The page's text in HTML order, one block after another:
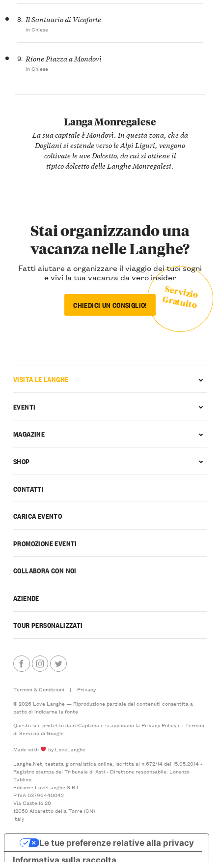
Langa Monregalese
La sua capitale è Mondovì. In questa zona, che da
Dogliani si estende verso le Alpi Liguri, vengono
coltivate le uve Dolcetto, da cui si ottiene il
tipico dolcetto delle Langhe Monregalesi.
8. Il Santuario di Vicoforte
in Chiese
9. Rione Piazza a Mondovì
in Chiese
Stai organizzando una
vacanza nelle Langhe?
Fatti aiutare a organizzare il viaggio dei tuoi sogni
e vivi la tua vacanza da vero insider
CHIEDICI UN CONSIGLIO!
Servizio
Gratuito
CONTATTI
CARICA EVENTO
PROMOZIONE EVENTI
COLLABORA CON NOI
AZIENDE
TOUR PERSONALIZZATI
VISITA LE LANGHE
EVENTI
MAGAZINE
SHOP
Termini & Condizioni |
Privacy
© 2026 Love Langhe — Riproduzione parziale dei contenuti consentita a
patto di indicarne la fonte
Questo si è protetto da reCaptcha e si applicano la Privacy Policye i Termini
di Serviziodi Google
Made with
by LoveLanghe
Langhe.Net, testata giornalistica online, iscritta al n.672/14 del 15.05.2014 -
Registro stampa del Tribunale di Asti - Direttore responsabile: Lorenzo
Tablino.
Editore: LoveLanghe S.R.L.
P.IVA 03796440042
Via Castello 20
12050 Albaretto della Torre (CN)
Italy
Informativa sulla raccolta
Le tue preferenze relative alla privacy